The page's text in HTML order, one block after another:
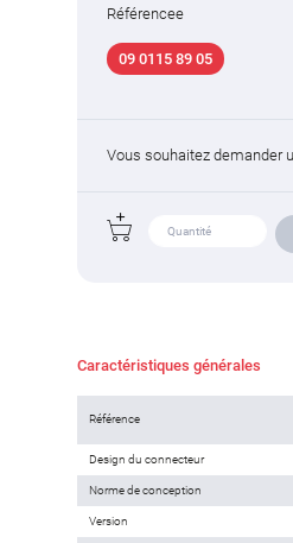
Référencee
09 0115 89 05
Vous souhaitez demander
Caractéristiques générales
Référence
Design du connecteur
Norme de conception
Version